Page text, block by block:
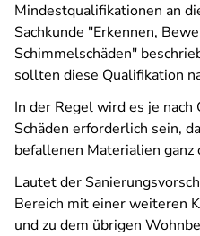
Mindestqualifikationen an
Sachkunde "Erkennen,
Schimmelschäden"
sollten diese Qualifikation
In der Regel wird es je
Schäden erforderlich sein,
befallenen Materialien
Lautet der
Bereich mit einer weiteren
und zu dem übrigen